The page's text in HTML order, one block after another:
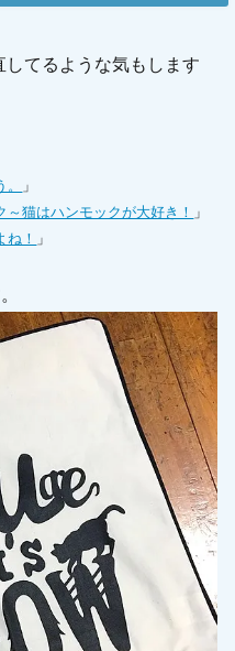
てるような気もします
」
～猫はハンモックが大好き！ 」
ね！ 」